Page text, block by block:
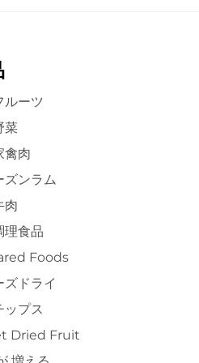
ルーツ
菜
禽肉
ズンラム
肉
理食品
Foods
ズドライ
ップス
Dried Fruit